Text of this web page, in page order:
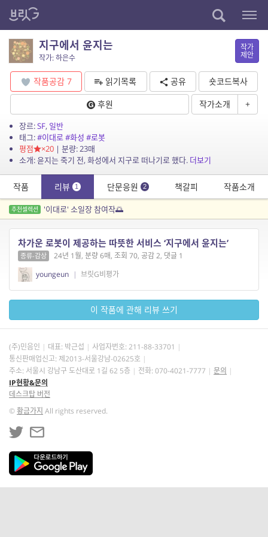
지구에서 윤지는
작가: 하은수
작가
제안
작품공감 7 읽기목록 공유
숏코드복사
후원
작가소개 +
장르:SF, 일반
태그:#이대로#화성 #로봇
평점
×20| 분량: 23매
소개: 윤지는 죽기 전, 화성에서 지구로 떠나기로 했다. 더보기
작품 리뷰 1 단문응원 2 책갈피 작품소개
추천셀렉션 '이대로' 소일장 참여작🌅
차가운 로봇이 제공하는 따뜻한 서비스 ‘지구에서 윤지는’
종류-감상
24년 1월, 분량 6매, 조회 70, 공감 2, 댓글 1
youngeun | 브릿G비평가
이 작품에 관해 리뷰 쓰기
(주)민음인 대표: 박근섭 사업자번호: 211-88-33701
통신판매업신고: 제2013-서울강남-02625호
주소: 서울시 강남구 도산대로 1길 62 5층
전화: 070-4021-7777
문의
IP현황&문의
데스크탑 버전
©황금가지 All rights reserved.